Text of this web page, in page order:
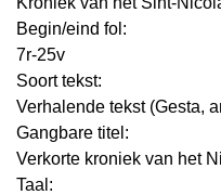
Begin/eind fol:
7r-25v
Soort tekst:
Verhalende tekst (Gesta,
Gangbare titel:
Verkorte kroniek van het
Taal: